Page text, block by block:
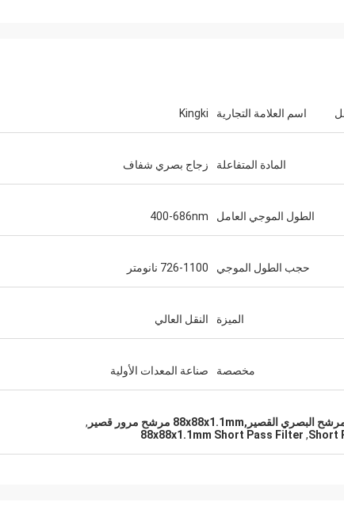
اسم العلامة التجارية Kingki
المادة المتفاعلة زجاج بصري شفاف
الطول الموجي العامل 400-686nm
حجب الطول الموجي 726-1100 نانومتر
الميزة النقل العالي
مخصصة صناعة المعدات الأولية
,
Short
,
88x88x1.1mm Short Pass Filter